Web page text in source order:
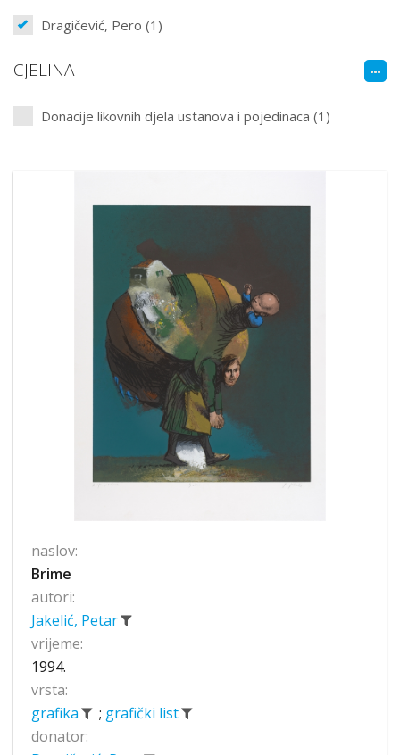
Dragičević, Pero (1)
CJELINA
Donacije likovnih djela ustanova i pojedinaca (1)
naslov:
Brime
autori:
Jakelić, Petar
vrijeme:
1994.
vrsta:
grafika
; grafički list
donator: